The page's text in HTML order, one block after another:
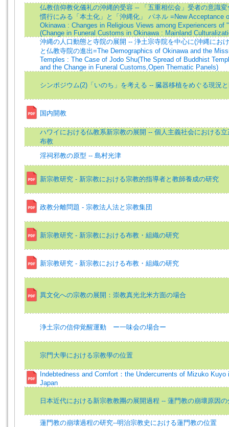
仏教信仰教化儀礼の沖縄的受容 -- 「五重相伝会」受者の意識
慣行にみる「本土化」と「沖縄化」 パネル =New Acceptance
Okinawa : Changes in Religious Views among Experiencers of
(Change in Funeral Customs in Okinawa : Mainland
沖縄の人口動態と寺院の展開 -- 浄土宗寺院を中心に(沖縄にお
と仏教寺院の進出=The Demographics of Okinawa and the
Temples : The Case of Jodo Shu(The Spread of Buddhist
and the Change in Funeral Customs,Open Thematic Panels)
シンポジウム(2)「いのち」を考える -- 臓器移植をめぐる現況
国内開教
ハワイにおける仏教系新宗教の展開 -- 個人主義社会における
布教
淫祠邪教の原型 -- 島村光津
新宗教研究 - 新宗教における宗教的指導者と教師養成の研究
政教分離問題 - 宗教法人法と宗教集団
新宗教研究 - 新宗教における布教・組織の研究
新宗教研究 - 新宗教における布教・組織の研究
異文化への宗教の展開：崇教真光北米方面の場合
浄土宗の信仰覚醒運動 ー一味会の場合ー
宗門大學における宗教學の位置
Indebtedness and Comfort：the Undercurrents of Mizuko Kuyo
Japan
日本近代における新宗教教團の展開過程 -- 蓮門教の崩壞原因
蓮門教の崩壊過程の研究--明治宗教史における蓮門教の位置